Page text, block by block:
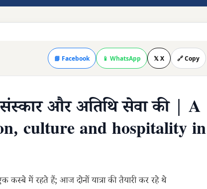
📘 Facebook 📱 WhatsApp 𝕏 X 🔗 Copy
और अतिथि सेवा की | A
culture and hospitality in
कस्बे में रहते हैं; आज दोनों यात्रा की तैयारी कर रहे थे